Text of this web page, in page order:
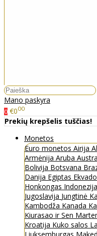
Mano paskyra
0 €000
Prekių krepšelis tuščias!
Monetos
Euro monetos Airija
Armėnija Aruba
Bolivija Botsvana
Danija Egiptas
Honkongas Indonezija
Jugoslavija Jungtinė
Kambodža Kanada
Kiurasao ir Sen
Kroatija Kuko salos
Liuksemburgas